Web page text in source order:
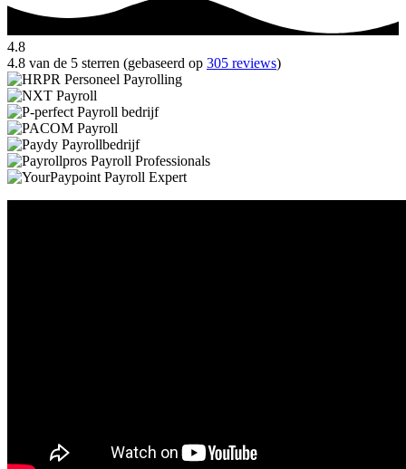
4.8
4.8 van de 5 sterren (gebaseerd op 305 reviews)